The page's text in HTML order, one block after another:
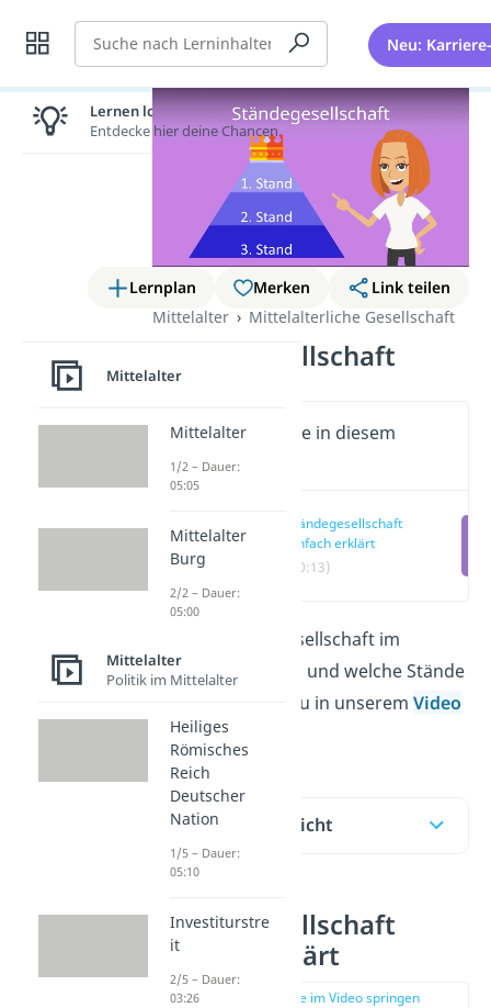
Suche Neu:
Lernplan Merken
Link teilen
Mittelalter
Mittelalterliche Gesellschaft
Ständegesellschaft
Wichtige Inhalte in diesem
Video
Ständegesellschaft
einfach erklärt
(00:13)
Wie die Ständegesellschaft im
Mittelalter aussah und welche Stände
es gab, erfährst du in unserem Video
und im Beitrag.
Inhaltsübersicht
Ständegesellschaft
einfach erklärt
zur Stelle im Video springen
Lernen lohnt sich!
Entdecke hier deine Chancen.
Mittelalter
Mittelalter
1/2 – Dauer:
05:05
Mittelalter
Burg
2/2 – Dauer:
05:00
Mittelalter
Politik im Mittelalter
Heiliges
Römisches
Reich
Deutscher
Nation
1/5 – Dauer:
05:10
Investiturstre
it
2/5 – Dauer:
03:26